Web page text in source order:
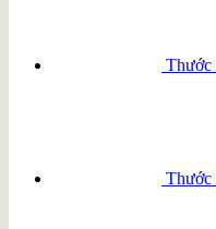
Thước
Thước